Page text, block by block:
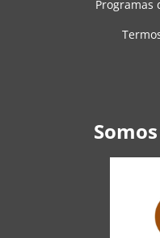
Programas